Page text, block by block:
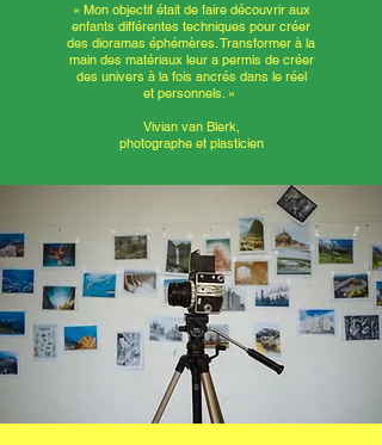
« Mon objectif était de faire découvrir aux
enfants différentes techniques pour créer
des dioramas éphémères. Transformer à la
main des matériaux leur a permis de créer
des univers à la fois ancrés dans le réel
et personnels. »
Vivian van Blerk,
photographe et plasticien